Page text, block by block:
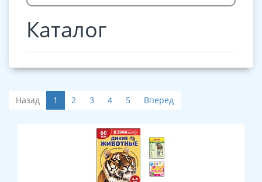
Каталог
Назад 1 2 3 4 5 Вперед